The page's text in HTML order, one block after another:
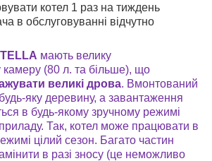
котел 1 раз на тиждень
в обслуговуванні відчутно
мають велику
камеру (80 л. та більше), що
великі дрова. Вмонтований
яку деревину, а завантаження
в будь-якому зручному режимі
Так, котел може працювати в
цілий сезон. Багато частин
в разі зносу (це неможливо